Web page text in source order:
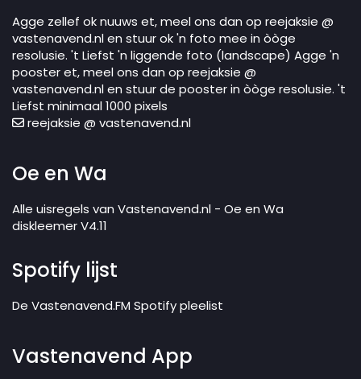
Agge zellef ok nuuws et, meel ons dan op reejaksie @
vastenavend.nl en stuur ok 'n foto mee in òòge
resolusie. 't Liefst 'n liggende foto (landscape) Agge 'n
pooster et, meel ons dan op reejaksie @
vastenavend.nl en stuur de pooster in òòge resolusie. 't
Liefst minimaal 1000 pixels
reejaksie @ vastenavend.nl
Oe en Wa
Alle uisregels van Vastenavend.nl - Oe en Wa
diskleemer V4.11
Spotify lijst
De Vastenavend.FM Spotify pleelist
Vastenavend App